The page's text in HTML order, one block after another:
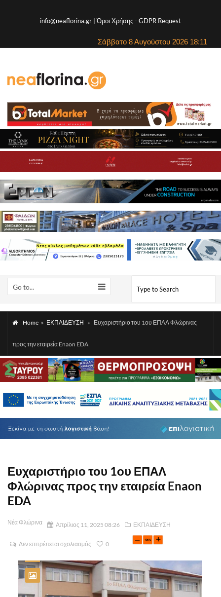
info@neaflorina.gr |Όροι Χρήσης- GDPR Request
Σάββατο 8 Αυγούστου 2026 18:11
Go to...
Home » ΕΚΠΑΙΔΕΥΣΗ » Ευχαριστήριο του 1ου ΕΠΑΛ Φλώρινας
προς την εταιρεία Enaon EDA
Ευχαριστήριο του 1ου ΕΠΑΛ
Φλώρινας προς την εταιρεία Enaon
EDA
Νέα Φλώρινα Απρίλιος 11, 2025 08:26 ΕΚΠΑΙΔΕΥΣΗ
Δεν επιτρέπεται σχολιασμός 0